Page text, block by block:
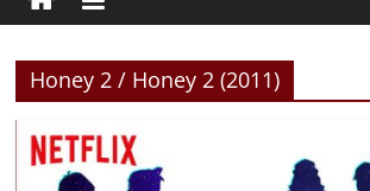
Honey 2 / Honey 2 (2011)